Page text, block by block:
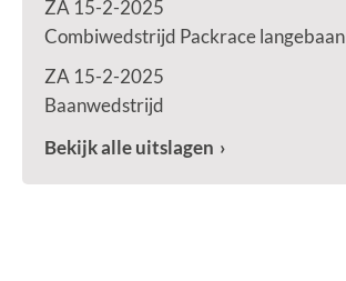
ZA 15-2-2025
Combiwedstrijd Packrace langebaan
ZA 15-2-2025
Baanwedstrijd
Bekijk alle uitslagen